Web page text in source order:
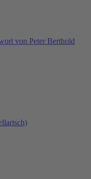
von Peter Berthold